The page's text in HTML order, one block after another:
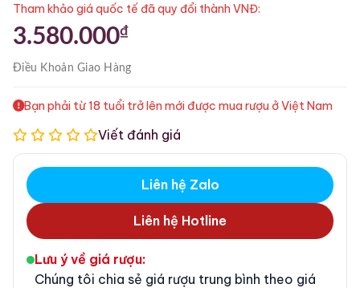
Tham khảo giá quốc tế đã quy đổi thành VNĐ:
3.580.000₫
Điều KhoảnGiao Hàng
Bạn phải từ 18 tuổi trở lên mới được mua rượu ở Việt Nam
Viết đánh giá
Liên hệ Zalo
Liên hệ Hotline
Lưu ý về giá rượu:
Chúng tôi chia sẻ giá rượu trung bình theo giá